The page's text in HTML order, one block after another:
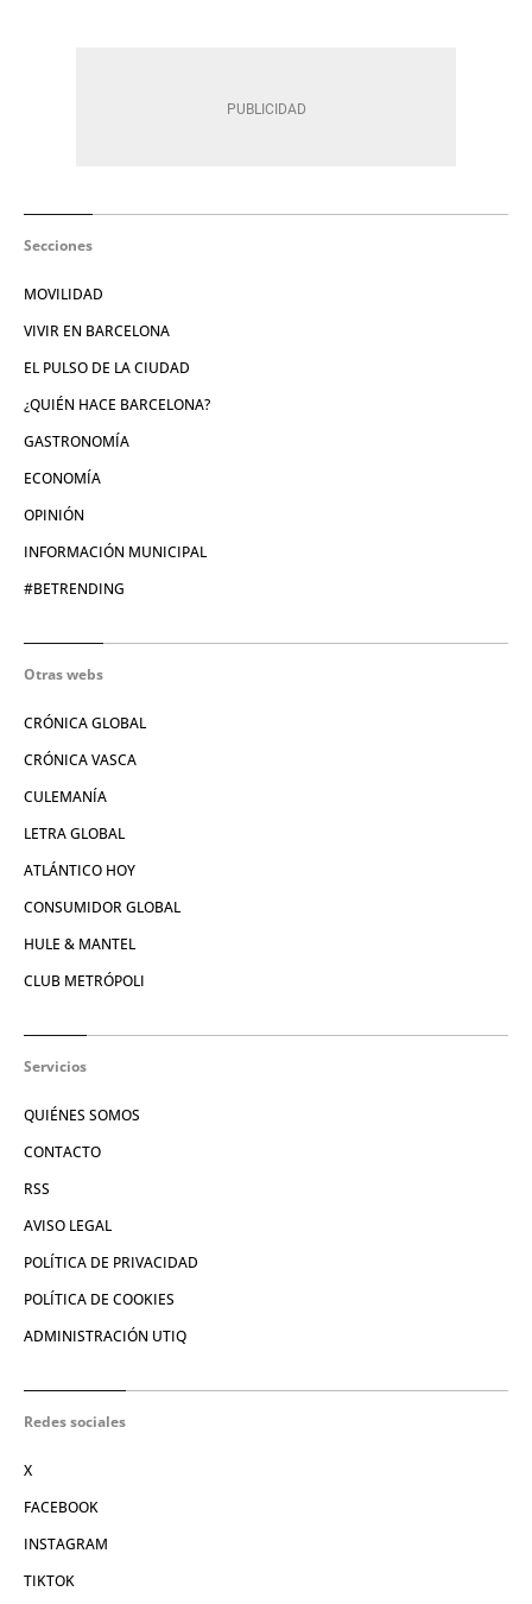
Secciones
MOVILIDAD
VIVIR EN BARCELONA
EL PULSO DE LA CIUDAD
¿QUIÉN HACE BARCELONA?
GASTRONOMÍA
ECONOMÍA
OPINIÓN
INFORMACIÓN MUNICIPAL
#BETRENDING
Otras webs
CRÓNICA GLOBAL
CRÓNICA VASCA
CULEMANÍA
LETRA GLOBAL
ATLÁNTICO HOY
CONSUMIDOR GLOBAL
HULE & MANTEL
CLUB METRÓPOLI
Servicios
QUIÉNES SOMOS
CONTACTO
RSS
AVISO LEGAL
POLÍTICA DE PRIVACIDAD
POLÍTICA DE COOKIES
ADMINISTRACIÓN UTIQ
Redes sociales
X
FACEBOOK
INSTAGRAM
TIKTOK